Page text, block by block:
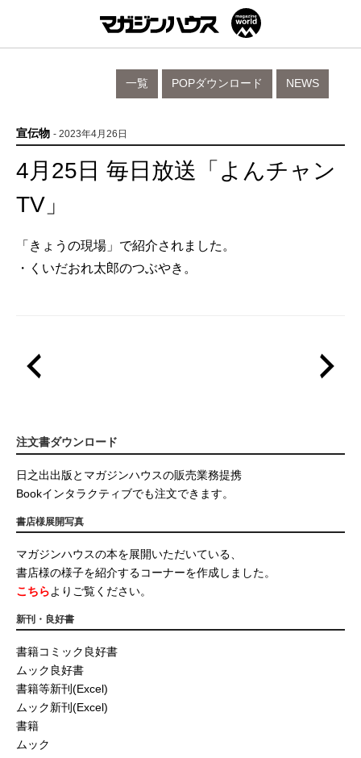
NEWS
POPダウンロード
一覧
宣伝物 - 2023年4月26日
4月25日 毎日放送「よんチャン
TV」
「きょうの現場」で紹介されました。
・くいだおれ太郎のつぶやき。
注文書ダウンロード
日之出出版とマガジンハウスの販売業務提携
Bookインタラクティブでも注文できます。
書店様展開写真
マガジンハウスの本を展開いただいている、
書店様の様子を紹介するコーナーを作成しました。
こちらよりご覧ください。
新刊・良好書
書籍コミック良好書
ムック良好書
書籍等新刊(Excel)
ムック新刊(Excel)
書籍
ムック